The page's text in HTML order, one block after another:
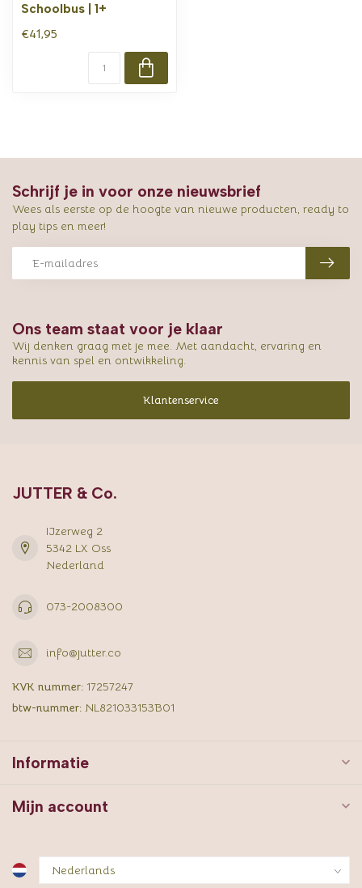
Schoolbus | 1+
€41,95
Ons team staat voor je klaar
Wij denken graag met je mee. Met aandacht, ervaring en
kennis van spel en ontwikkeling.
Klantenservice
Schrijf je in voor onze nieuwsbrief
Wees als eerste op de hoogte van nieuwe producten, ready to
play tips en meer!
JUTTER & Co.
IJzerweg 2
5342 LX Oss
Nederland
073-2008300
info@jutter.co
KVK nummer: 17257247
btw-nummer: NL821033153B01
Informatie
Mijn account